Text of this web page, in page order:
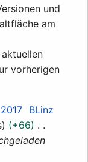
und
am
vorherigen
BLinz
+66